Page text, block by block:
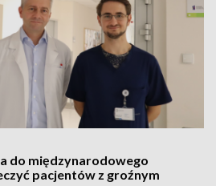
do międzynarodowego
pacjentów z groźnym